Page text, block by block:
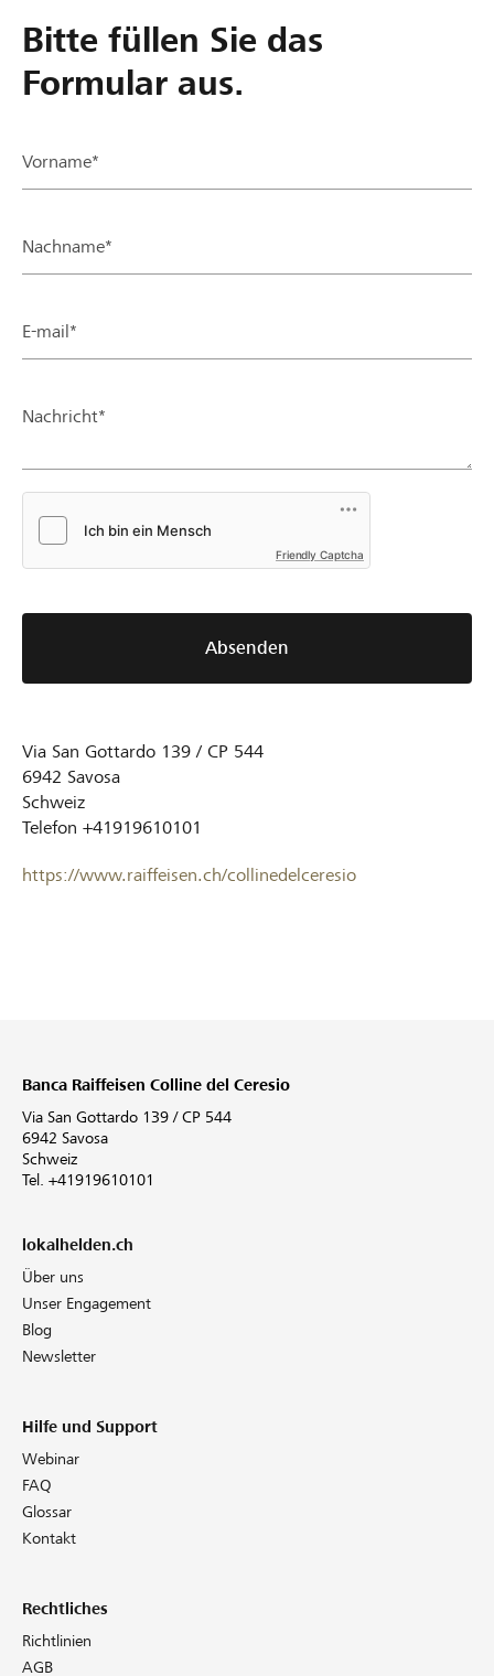
Bitte füllen Sie das
Formular aus.
Vorname*
Nachname*
E-mail*
Nachricht*
Friendly Captcha
Absenden
Via San Gottardo 139 / CP 544
6942 Savosa
Schweiz
Telefon +41919610101
https://www.raiffeisen.ch/collinedelceresio
Banca Raiffeisen Colline del Ceresio
Via San Gottardo 139 / CP 544
6942 Savosa
Schweiz
Tel. +41919610101
lokalhelden.ch
Über uns
Unser Engagement
Blog
Newsletter
Hilfe und Support
Webinar
FAQ
Glossar
Kontakt
Rechtliches
Richtlinien
AGB